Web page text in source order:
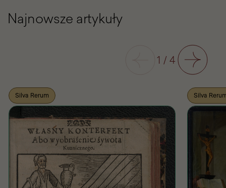
Najnowsze artykuły
1 /4 Następny
Silva Rerum Silva